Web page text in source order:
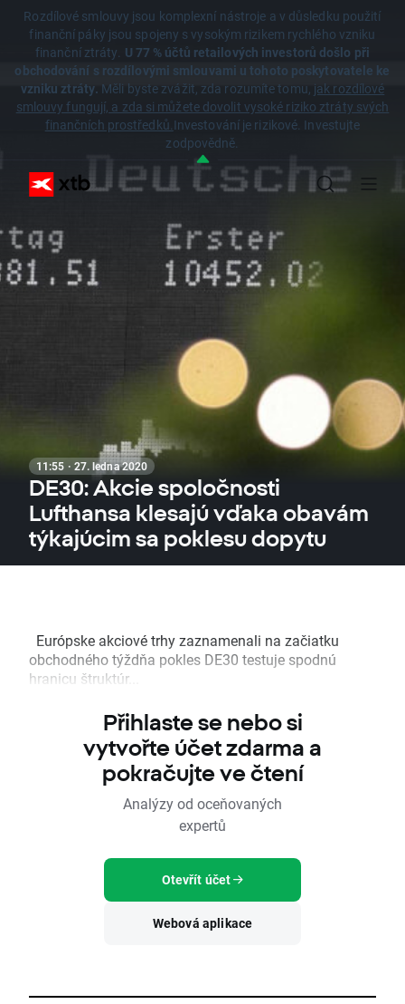
Rozdílové smlouvy jsou komplexní nástroje a v důsledku použití
finanční páky jsou spojeny s vysokým rizikem rychlého vzniku
finanční ztráty. U 77 % účtů retailových investorů došlo při
obchodování s rozdílovými smlouvami u tohoto poskytovatele ke
vzniku ztráty. Měli byste zvážit, zda rozumíte tomu, jak rozdílové
smlouvy fungují, a zda si můžete dovolit vysoké riziko ztráty svých
finančních prostředků.Investování je rizikové. Investujte
zodpovědně.
11:55 · 27. ledna 2020
DE30: Akcie spoločnosti
Lufthansa klesajú vďaka obavám
týkajúcim sa poklesu dopytu
Európske akciové trhy zaznamenali na začiatku
obchodného týždňa pokles DE30 testuje spodnú
hranicu štruktúr...
Přihlaste se nebo si
vytvořte účet zdarma a
pokračujte ve čtení
Analýzy od oceňovaných
expertů
Otevřít účet
Webová aplikace